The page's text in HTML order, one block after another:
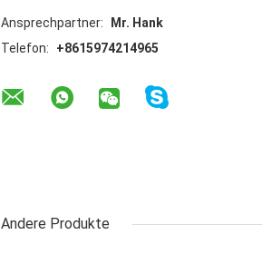
Ansprechpartner:
Mr. Hank
Telefon:
+8615974214965
Andere Produkte